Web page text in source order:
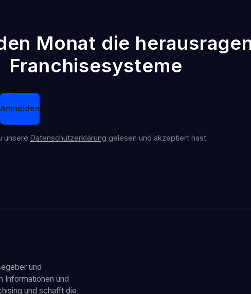
Monat die
Franchisesysteme
Anmelden
unsere Datenschutzerklärung gelesen und akzeptiert hast.
und
Informationen und
und schafft die